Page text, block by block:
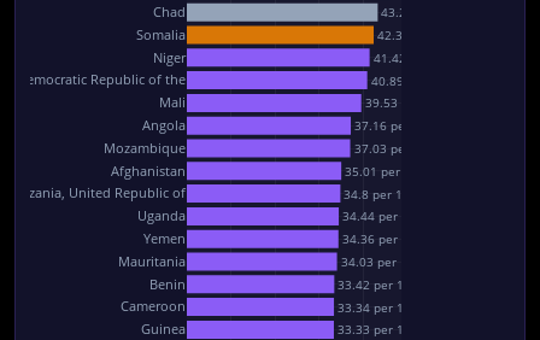
43.26 per 1k
42.35 per 1k
41.42 per 1k
40.89 per 1k
39.53 per 1k
37.16 per 1k
37.03 per 1k
35.01 per 1k
34.8 per 1k
34.44 per 1k
34.36 per 1k
34.03 per 1k
33.42 per 1k
33.34 per 1k
33.33 per 1k
Guinea
Cameroon
Benin
Mauritania
Yemen
Uganda
Tanzania, United Republic of
Afghanistan
Mozambique
Angola
Mali
Democratic Republic of the
Niger
Somalia
Chad